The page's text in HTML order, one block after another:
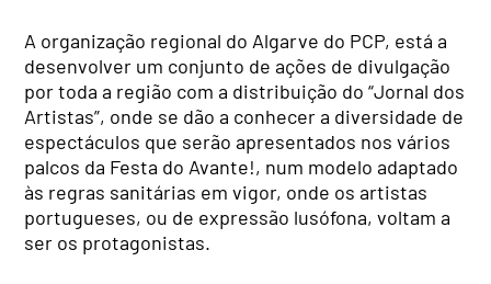
A organização regional do Algarve do PCP, está a
desenvolver um conjunto de ações de divulgação
por toda a região com a distribuição do “Jornal dos
Artistas”, onde se dão a conhecer a diversidade de
espectáculos que serão apresentados nos vários
palcos da Festa do Avante!, num modelo adaptado
às regras sanitárias em vigor, onde os artistas
portugueses, ou de expressão lusófona, voltam a
ser os protagonistas.